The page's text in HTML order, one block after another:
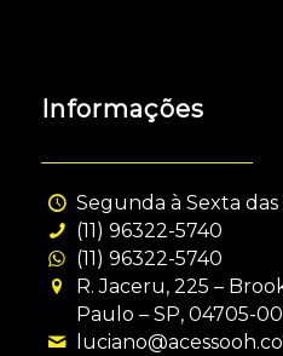
Informações
Segunda à Sexta das
(11) 96322-5740
(11) 96322-5740
R. Jaceru, 225 –
Paulo – SP, 04705-